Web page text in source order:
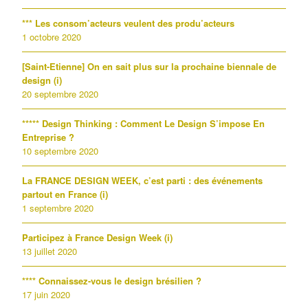
*** Les consom’acteurs veulent des produ’acteurs
1 octobre 2020
[Saint-Etienne] On en sait plus sur la prochaine biennale de
design (i)
20 septembre 2020
***** Design Thinking : Comment Le Design S’impose En
Entreprise ?
10 septembre 2020
La FRANCE DESIGN WEEK, c’est parti : des événements
partout en France (i)
1 septembre 2020
Participez à France Design Week (i)
13 juillet 2020
**** Connaissez-vous le design brésilien ?
17 juin 2020